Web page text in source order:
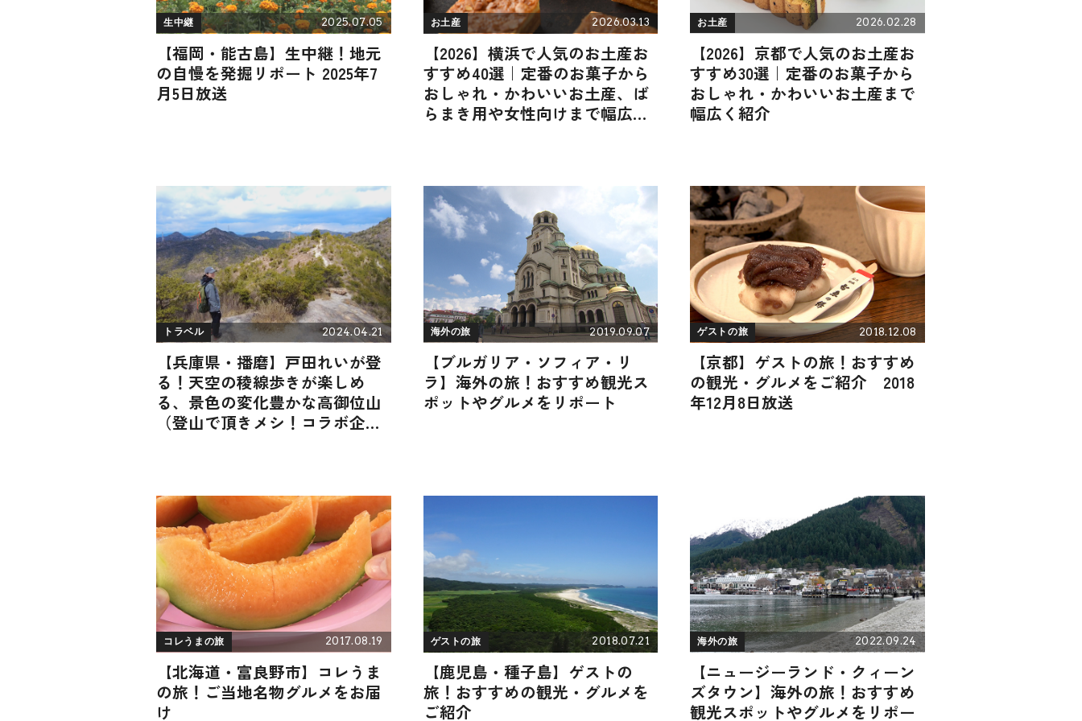
生中継 2025.07.05
【福岡・能古島】生中継！地元
の自慢を発掘リポート 2025年7
月5日放送
お土産 2026.03.13
【2026】横浜で人気のお土産お
すすめ40選｜定番のお菓子から
おしゃれ・かわいいお土産、ば
らまき用や女性向けまで幅広く
お土産 2026.02.28
【2026】京都で人気のお土産お
すすめ30選｜定番のお菓子から
おしゃれ・かわいいお土産まで
幅広く紹介
トラベル 2024.04.21
【兵庫県・播磨】戸田れいが登
る！天空の稜線歩きが楽しめ
る、景色の変化豊かな高御位山
（登山で頂きメシ！コラボ企
海外の旅 2019.09.07
【ブルガリア・ソフィア・リ
ラ】海外の旅！おすすめ観光ス
ポットやグルメをリポート
ゲストの旅 2018.12.08
【京都】ゲストの旅！おすすめ
の観光・グルメをご紹介 2018
年12月8日放送
コレうまの旅 2017.08.19
【北海道・富良野市】コレうま
の旅！ご当地名物グルメをお届
け
ゲストの旅 2018.07.21
【鹿児島・種子島】ゲストの
旅！おすすめの観光・グルメを
ご紹介
海外の旅 2022.09.24
【ニュージーランド・クィーン
ズタウン】海外の旅！おすすめ
観光スポットやグルメをリポー